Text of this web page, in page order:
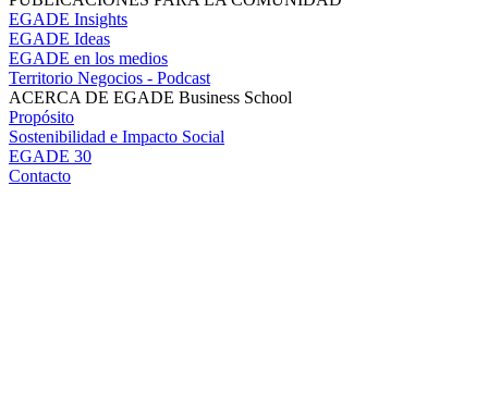
EGADE Insights
EGADE Ideas
EGADE en los medios
Territorio Negocios - Podcast
ACERCA DE EGADE Business School
Propósito
Sostenibilidad e Impacto Social
EGADE 30
Contacto